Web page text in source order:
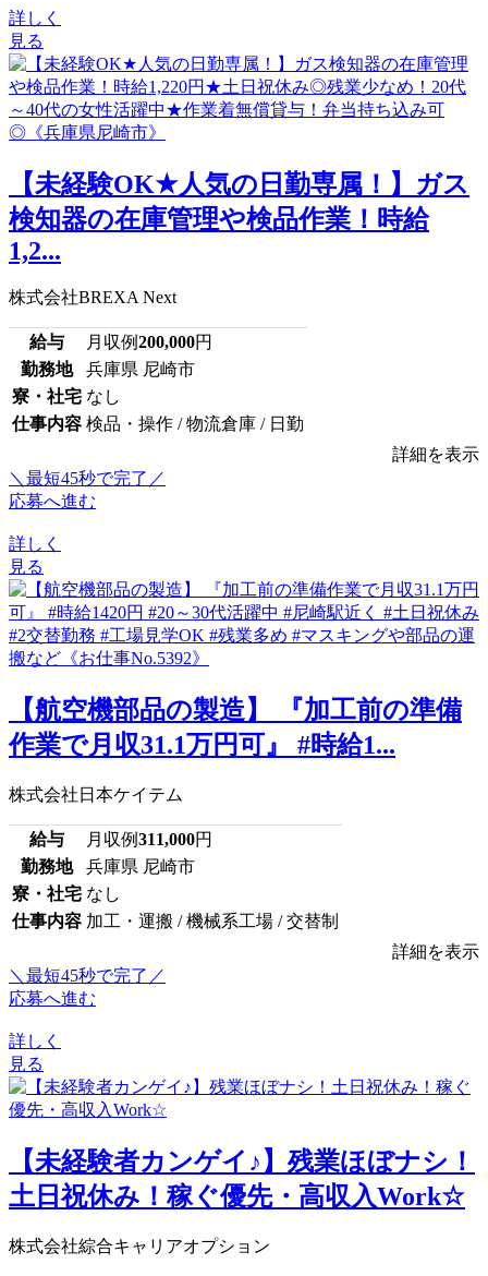
詳しく
見る
【未経験OK★人気の日勤専属！】ガス
検知器の在庫管理や検品作業！時給
1,2...
株式会社BREXA Next
給与 月収例200,000円
勤務地
兵庫県 尼崎市
寮・社宅 なし
仕事内容 検品・操作 / 物流倉庫 / 日勤
詳細を表示
＼最短45秒で完了／
応募へ進む
詳しく
見る
【航空機部品の製造】 『加工前の準備
作業で月収31.1万円可』 #時給1...
株式会社日本ケイテム
給与 月収例311,000円
勤務地
兵庫県 尼崎市
寮・社宅 なし
仕事内容 加工・運搬 / 機械系工場 / 交替制
詳細を表示
＼最短45秒で完了／
応募へ進む
詳しく
見る
【未経験者カンゲイ♪】残業ほぼナシ！
土日祝休み！稼ぐ優先・高収入Work☆
株式会社綜合キャリアオプション